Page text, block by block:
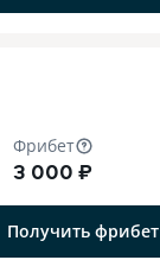
Фрибет
3 000 ₽
Получить фрибет